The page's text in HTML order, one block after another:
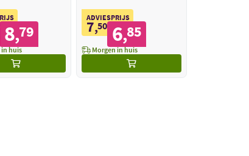
8,79
huis
ADVIESPRIJS
7,50 6,85
Morgen in huis